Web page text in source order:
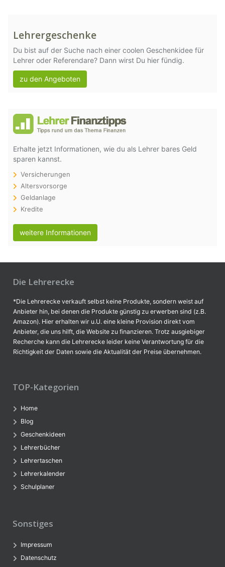
Lehrergeschenke
Du bist auf der Suche nach einer coolen Geschenkidee für
Lehrer oder Referendare? Dann wirst Du hier fündig.
zu den Angeboten
Erhalte jetzt Informationen, wie du als Lehrer bares Geld
sparen kannst.
Versicherungen
Altersvorsorge
Geldanlage
Kredite
weitere Informationen
Die Lehrerecke
*Die Lehrerecke verkauft selbst keine Produkte, sondern weist auf
Anbieter hin, bei denen die Produkte günstig zu erwerben sind (z.B.
Amazon). Hier erhalten wir u.U. eine kleine Provision direkt vom
Anbieter, die uns hilft, die Website zu finanzieren. Trotz ausgiebiger
Recherche kann die Lehrerecke leider keine Verantwortung für die
Richtigkeit der Daten sowie die Aktualität der Preise übernehmen.
TOP-Kategorien
Home
Blog
Geschenkideen
Lehrerbücher
Lehrertaschen
Lehrerkalender
Schulplaner
Sonstiges
Impressum
Datenschutz